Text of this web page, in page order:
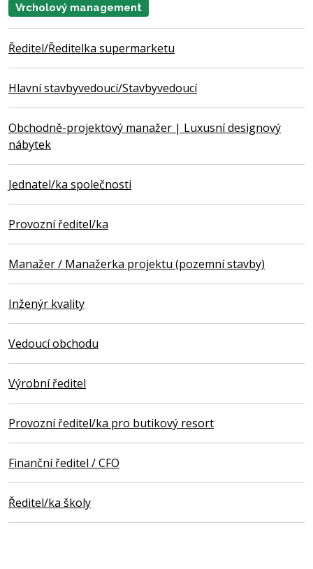
Vrcholový management
Ředitel/Ředitelka supermarketu
Hlavní stavbyvedoucí/Stavbyvedoucí
Obchodně-projektový manažer | Luxusní designový
nábytek
Jednatel/ka společnosti
Provozní ředitel/ka
Manažer / Manažerka projektu (pozemní stavby)
Inženýr kvality
Vedoucí obchodu
Výrobní ředitel
Provozní ředitel/ka pro butikový resort
Finanční ředitel / CFO
Ředitel/ka školy